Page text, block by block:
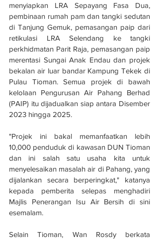
menyiapkan LRA Sepayang Fasa Dua,
pembinaan rumah pam dan tangki sedutan
di Tanjung Gemuk, pemasangan paip dari
retikulasi LRA Selendang ke tangki
perkhidmatan Parit Raja, pemasangan paip
merentasi Sungai Anak Endau dan projek
bekalan air luar bandar Kampung Tekek di
Pulau Tioman. Semua projek di bawah
kelolaan Pengurusan Air Pahang Berhad
(PAIP) itu dijadualkan siap antara Disember
2023 hingga 2025.
"Projek ini bakal memanfaatkan lebih
10,000 penduduk di kawasan DUN Tioman
dan ini salah satu usaha kita untuk
menyelesaikan masalah air di Pahang, yang
dijalankan secara berperingkat," katanya
kepada pemberita selepas menghadiri
Majlis Penerangan Isu Air Bersih di sini
esemalam.
Selain Tioman, Wan Rosdy berkata